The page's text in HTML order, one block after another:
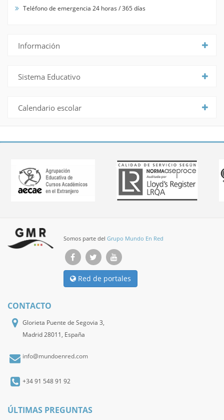
Teléfono de emergencia 24 horas / 365 días
Información
Sistema Educativo
Calendario escolar
Somos parte del Grupo Mundo En Red
Red de portales
CONTACTO
Glorieta Puente de Segovia 3,
Madrid 28011, España
info@mundoenred.com
+34 91 548 91 92
ÚLTIMAS PREGUNTAS